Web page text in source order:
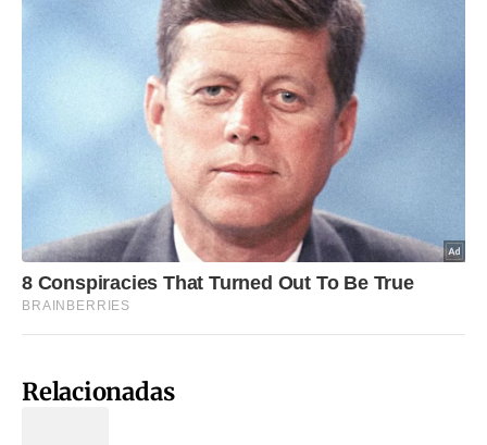
Relacionadas